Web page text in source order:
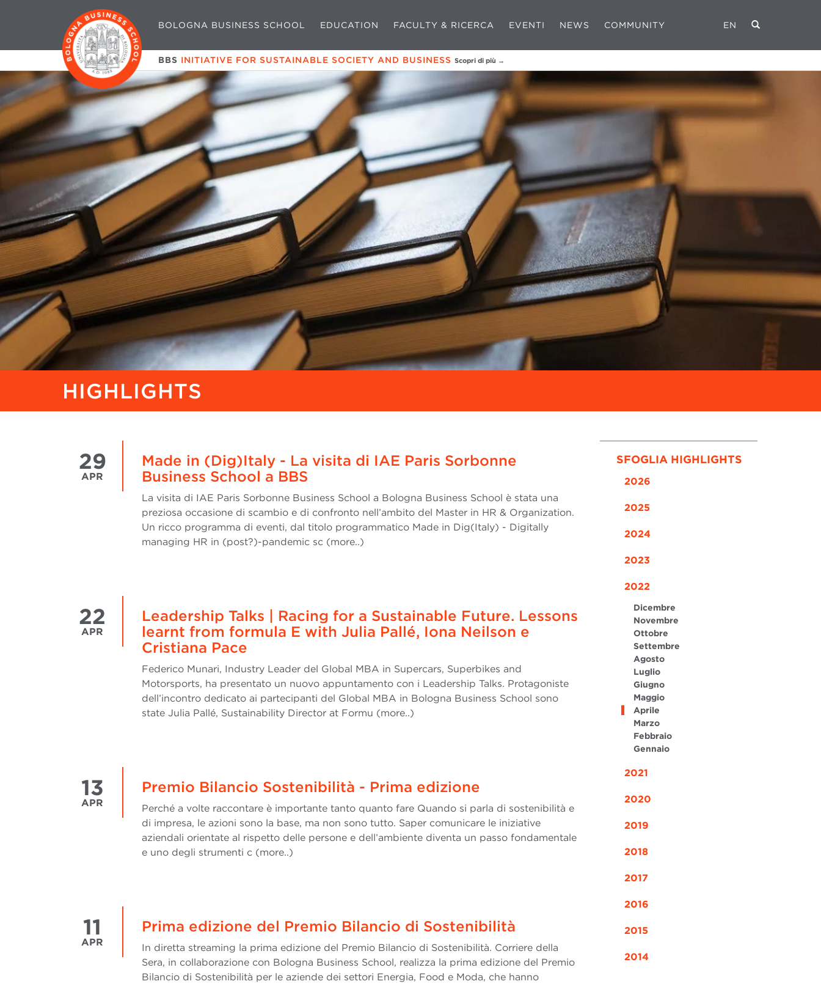
BOLOGNA BUSINESS SCHOOL EDUCATION FACULTY & RICERCA EVENTI NEWS COMMUNITY EN
BBS INITIATIVE FOR SUSTAINABLE SOCIETY AND BUSINESS Scopri di più →
HIGHLIGHTS
SFOGLIA HIGHLIGHTS
2026
2025
2024
2023
2022
Dicembre
Novembre
Ottobre
Settembre
Agosto
Luglio
Giugno
Maggio
Aprile
Marzo
Febbraio
Gennaio
2021
2020
2019
2018
2017
2016
2015
2014
29
APR
Made in (Dig)Italy - La visita di IAE Paris Sorbonne
Business School a BBS
La visita di IAE Paris Sorbonne Business School a Bologna Business School è stata una
preziosa occasione di scambio e di confronto nell’ambito del Master in HR & Organization.
Un ricco programma di eventi, dal titolo programmatico Made in Dig(Italy) - Digitally
managing HR in (post?)-pandemic sc (more..)
22
APR
Leadership Talks | Racing for a Sustainable Future. Lessons
learnt from formula E with Julia Pallé, Iona Neilson e
Cristiana Pace
Federico Munari, Industry Leader del Global MBA in Supercars, Superbikes and
Motorsports, ha presentato un nuovo appuntamento con i Leadership Talks. Protagoniste
dell’incontro dedicato ai partecipanti del Global MBA in Bologna Business School sono
state Julia Pallé, Sustainability Director at Formu (more..)
13
APR
Premio Bilancio Sostenibilità - Prima edizione
Perché a volte raccontare è importante tanto quanto fare Quando si parla di sostenibilità e
di impresa, le azioni sono la base, ma non sono tutto. Saper comunicare le iniziative
aziendali orientate al rispetto delle persone e dell’ambiente diventa un passo fondamentale
e uno degli strumenti c (more..)
11
APR
Prima edizione del Premio Bilancio di Sostenibilità
In diretta streaming la prima edizione del Premio Bilancio di Sostenibilità. Corriere della
Sera, in collaborazione con Bologna Business School, realizza la prima edizione del Premio
Bilancio di Sostenibilità per le aziende dei settori Energia, Food e Moda, che hanno